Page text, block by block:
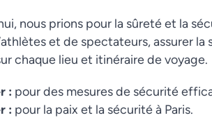
nous prions pour la sûreté et la
et de spectateurs, assurer
chaque lieu et itinéraire de voyage.
: pour des mesures de sécurité
: pour la paix et la sécurité à Paris.